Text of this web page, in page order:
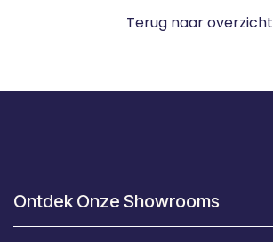
Terug naar overzicht
Ontdek Onze Showrooms